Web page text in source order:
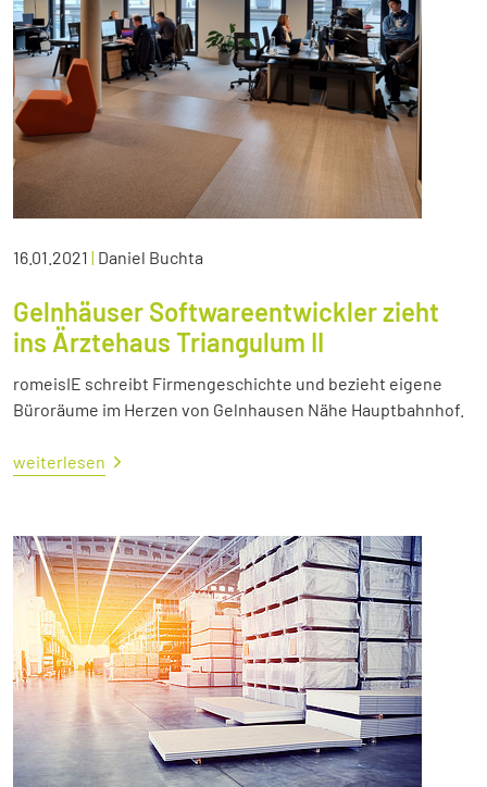
16.01.2021 | Daniel Buchta
Gelnhäuser Softwareentwickler zieht
ins Ärztehaus Triangulum II
romeisIE schreibt Firmengeschichte und bezieht eigene
Büroräume im Herzen von Gelnhausen Nähe Hauptbahnhof.
weiterlesen